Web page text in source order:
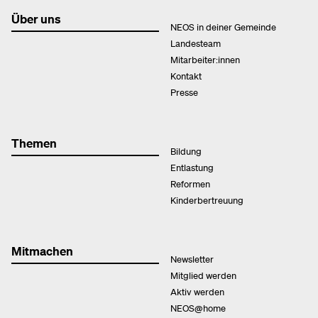
Über uns
NEOS in deiner Gemeinde
Landesteam
Mitarbeiter:innen
Kontakt
Presse
Themen
Bildung
Entlastung
Reformen
Kinderbertreuung
Mitmachen
Newsletter
Mitglied werden
Aktiv werden
NEOS@home